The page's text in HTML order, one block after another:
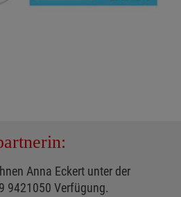
Anna Eckert unter der
9421050 Verfügung.